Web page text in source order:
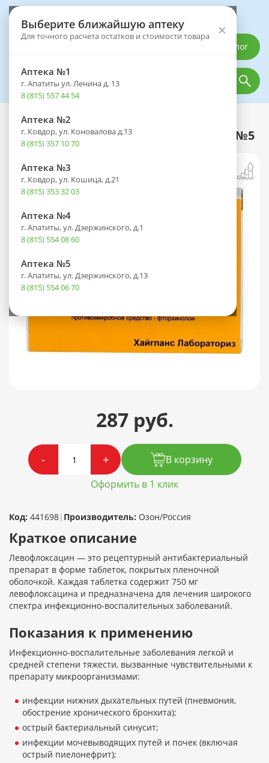
Выберите ближайшую аптеку
Для точного расчета остатков и стоимости товара ×
Аптека №1
г. Апатиты ул. Ленина д. 13
8 (815) 557 44 54
Аптека №2
г. Ковдор, ул. Коновалова д.13
8 (815) 357 10 70
Аптека №3
г. Ковдор, ул. Кошица, д.21
8 (815) 353 32 03
Аптека №4
г. Апатиты, ул. Дзержинского, д.1
8 (815) 554 08 60
Аптека №5
г. Апатиты, ул. Дзержинского, д.13
8 (815) 554 06 70
Каталог
Каталог Лекарственные препараты
Левофлоксацин таб. п/пл. об. 750мг №5
287 руб.
- +
В корзину
Оформить в 1 клик
Код: 441698| Производитель: Озон/Россия
Краткое описание
Левофлоксацин — это рецептурный антибактериальный
препарат в форме таблеток, покрытых пленочной
оболочкой. Каждая таблетка содержит 750 мг
левофлоксацина и предназначена для лечения широкого
спектра инфекционно-воспалительных заболеваний.
Показания к применению
Инфекционно-воспалительные заболевания легкой и
средней степени тяжести, вызванные чувствительными к
препарату микроорганизмами:
инфекции нижних дыхательных путей (пневмония,
обострение хронического бронхита);
острый бактериальный синусит;
инфекции мочевыводящих путей и почек (включая
острый пиелонефрит);